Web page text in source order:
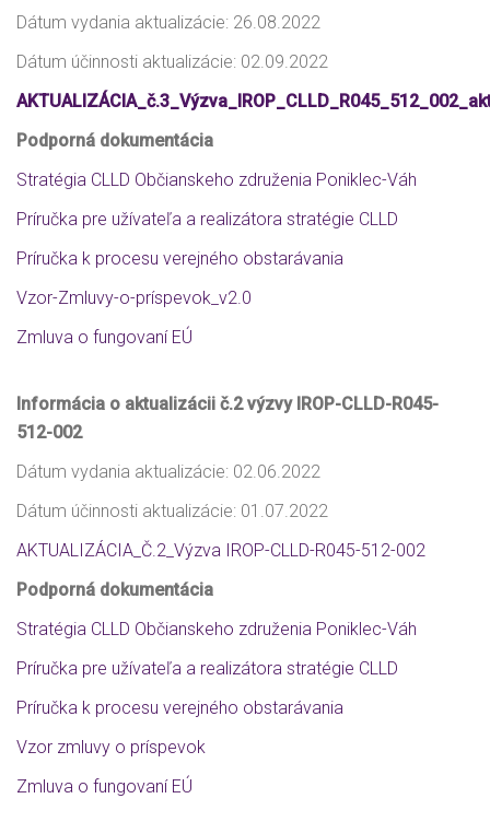
Dátum vydania aktualizácie: 26.08.2022
Dátum účinnosti aktualizácie: 02.09.2022
Podporná dokumentácia
Stratégia CLLD Občianskeho združenia Poniklec-Váh
Príručka pre užívateľa a realizátora stratégie CLLD
Príručka k procesu verejného obstarávania
Vzor-Zmluvy-o-príspevok_v2.0
Zmluva o fungovaní EÚ
Informácia o aktualizácii č.2 výzvy IROP-CLLD-R045-
512-002
Dátum vydania aktualizácie: 02.06.2022
Dátum účinnosti aktualizácie: 01.07.2022
AKTUALIZÁCIA_Č.2_Výzva IROP-CLLD-R045-512-002
Podporná dokumentácia
Stratégia CLLD Občianskeho združenia Poniklec-Váh
Príručka pre užívateľa a realizátora stratégie CLLD
Príručka k procesu verejného obstarávania
Vzor zmluvy o príspevok
Zmluva o fungovaní EÚ